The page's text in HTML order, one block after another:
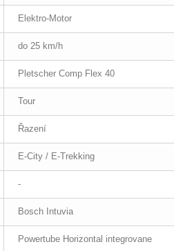
Elektro-Motor
do 25 km/h
Pletscher Comp Flex 40
Tour
Řazení
E-City / E-Trekking
-
Bosch Intuvia
Powertube Horizontal integrovane